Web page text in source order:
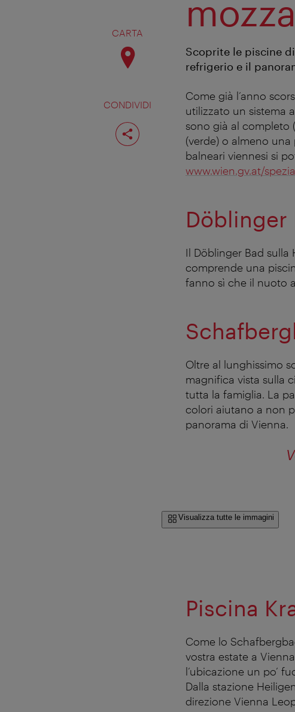
CARTA
CONDIVIDI
Condividi
pagina
Scoprite le piscine
refrigerio e il
Come già l’anno
utilizzato un sistema
sono già al completo
(verde) o almeno
balneari viennesi si
www.wien.gv.at/
Döblinger
Il Döblinger Bad
comprende una
fanno sì che il nuoto
Oltre al lunghissimo
magnifica vista sulla
tutta la famiglia. La
colori aiutano a non
panorama di Vienna.
Visualizza tutte le immagini
Piscina
Come lo
vostra estate a
l’ubicazione un po’
Dalla stazione
direzione Vienna